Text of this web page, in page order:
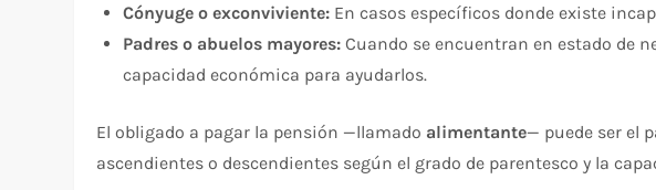
Cónyuge o exconviviente: En casos específicos donde existe
Padres o abuelos mayores: Cuando se encuentran en estado de
capacidad económica para ayudarlos.
El obligado a pagar la pensión —llamado alimentante— puede ser el
ascendientes o descendientes según el grado de parentesco y la